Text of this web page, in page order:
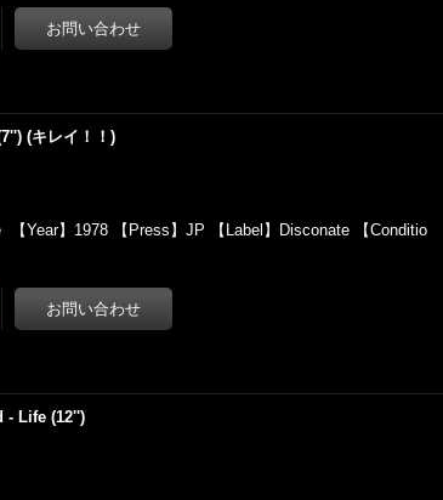
(キレイ！！)
【Year】1978 【Press】JP 【Label】Disconate 【Conditio
- Life (12'')